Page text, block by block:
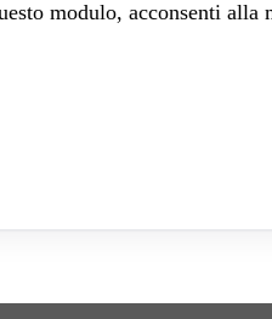
modulo, acconsenti alla